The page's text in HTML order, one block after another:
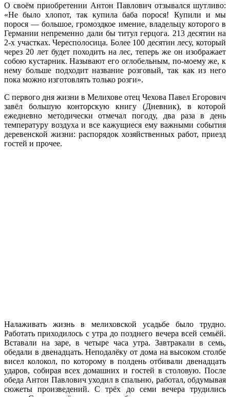
О своём приобретении Антон Павлович отзывался шутливо:
«Не было хлопот, так купила баба порося! Купили и мы
порося — большое, громоздкое имение, владельцу которого в
Германии непременно дали бы титул герцога. 213 десятин на
2-х участках. Чересполосица. Более 100 десятин лесу, который
через 20 лет будет походить на лес, теперь же он изображает
собою кустарник. Называют его оглобельным, по-моему же, к
нему больше подходит название розговый, так как из него
пока можно изготовлять только розги».
С первого дня жизни в Мелихове отец Чехова Павел Егорович
завёл большую конторскую книгу (Дневник), в которой
ежедневно методически отмечал погоду, два раза в день
температуру воздуха и все кажущиеся ему важными события
деревенской жизни: распорядок хозяйственных работ, приезд
гостей и прочее.
Налаживать жизнь в мелиховской усадьбе было трудно.
Работать приходилось с утра до позднего вечера всей семьёй.
Вставали на заре, в четыре часа утра. Завтракали в семь,
обедали в двенадцать. Неподалёку от дома на высоком столбе
висел колокол, по которому в полдень отбивали двенадцать
ударов, собирая всех домашних и гостей в столовую. После
обеда Антон Павлович уходил в спальню, работал, обдумывая
сюжеты произведений. С трёх до семи вечера трудились